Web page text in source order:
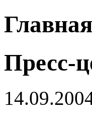
Пресс-